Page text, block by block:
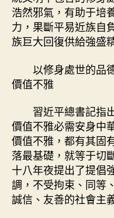
浩然邪氣，有助于培
力，果斷平易近族自
族巨大回復供給強盛
以修身處世的品
價值不雅
習近平總書記指
價值不雅必需安身中
價值不雅，都有其固
落最基礎，就等于切
十八年夜提出了提倡
調，不受拘束、同等
誠信、友善的社會主